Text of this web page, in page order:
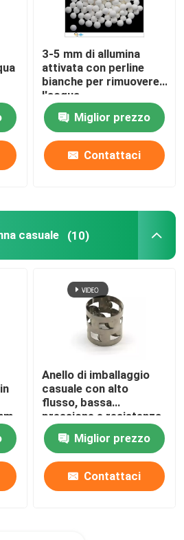
plastica
al litio
3-5 mm di allumina
attivata con perline
bianche per rimuovere
l'acqua
dall'asciugatrice ad
aria
Miglior prezzo
Contattaci
casuale (10)
Anello di imballaggio
casuale con alto
flusso, bassa
pressione e resistenza
Miglior prezzo
Contattaci